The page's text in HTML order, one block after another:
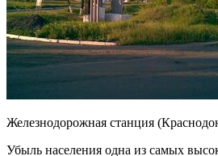
Железнодорожная станция
Убыль населения одна из самых